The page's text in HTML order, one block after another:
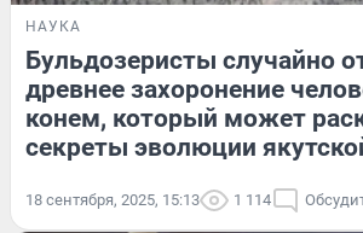
НАУКА
Бульдозеристы случайно
древнее захоронение
конем, который может
секреты эволюции
18 сентября, 2025, 15:13 1 114